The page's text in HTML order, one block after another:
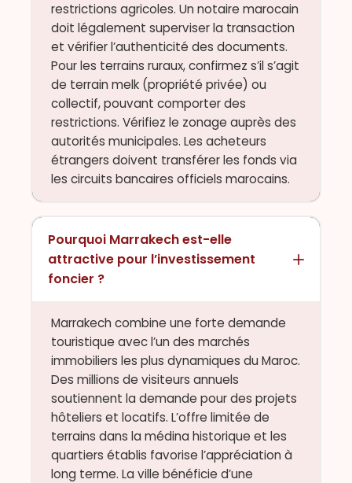
restrictions agricoles. Un notaire marocain
doit légalement superviser la transaction
et vérifier l’authenticité des documents.
Pour les terrains ruraux, confirmez s’il s’agit
de terrain melk (propriété privée) ou
collectif, pouvant comporter des
restrictions. Vérifiez le zonage auprès des
autorités municipales. Les acheteurs
étrangers doivent transférer les fonds via
les circuits bancaires officiels marocains.
Pourquoi Marrakech est-elle
attractive pour l’investissement
foncier ?
Marrakech combine une forte demande
touristique avec l’un des marchés
immobiliers les plus dynamiques du Maroc.
Des millions de visiteurs annuels
soutiennent la demande pour des projets
hôteliers et locatifs. L’offre limitée de
terrains dans la médina historique et les
quartiers établis favorise l’appréciation à
long terme. La ville bénéficie d’une